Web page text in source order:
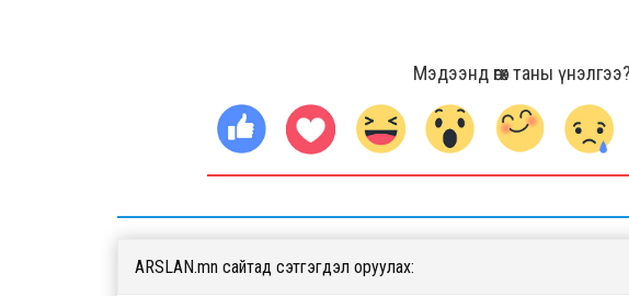
Мэдээнд өгөх таны үнэлгээ?
ARSLAN.mn сайтад сэтгэгдэл оруулах: